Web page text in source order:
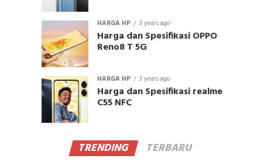
HARGA HP 3 years ago
Harga dan Spesifikasi OPPO
Reno8 T 5G
HARGA HP 3 years ago
Harga dan Spesifikasi realme
C55 NFC
TRENDING TERBARU